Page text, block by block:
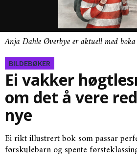
Anja Dahle Øverbye er aktuell med
BILDEBØKER
Ei vakker
om det å vere
nye
Ei rikt illustrert bok som passar
førskulebarn og spente